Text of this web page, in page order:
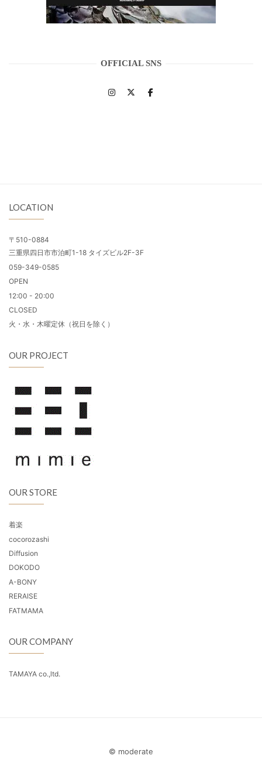
OFFICIAL SNS
LOCATION
〒510-0884
三重県四日市市泊町1-18 タイズビル2F-3F
059-349-0585
OPEN
12:00 - 20:00
CLOSED
火・水・木曜定休（祝日を除く）
OUR PROJECT
OUR STORE
着楽
cocorozashi
Diffusion
DOKODO
A-BONY
RERAISE
FATMAMA
OUR COMPANY
TAMAYA co.,ltd.
© moderate